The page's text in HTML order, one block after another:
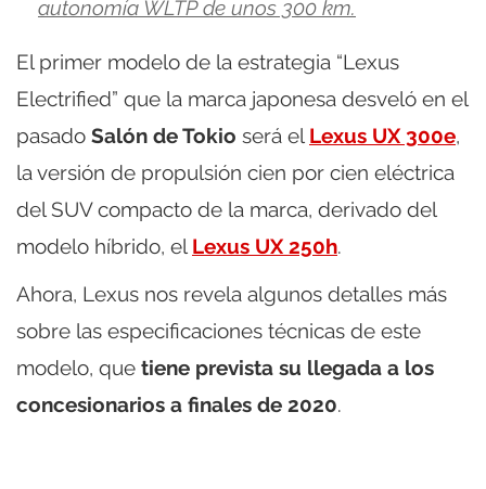
autonomía WLTP de unos 300 km.
El primer modelo de la estrategia “Lexus
Electrified” que la marca japonesa desveló en el
pasado Salón de Tokio será el Lexus UX 300e,
la versión de propulsión cien por cien eléctrica
del SUV compacto de la marca, derivado del
modelo híbrido, el Lexus UX 250h.
Ahora, Lexus nos revela algunos detalles más
sobre las especificaciones técnicas de este
modelo, que tiene prevista su llegada a los
concesionarios a finales de 2020.